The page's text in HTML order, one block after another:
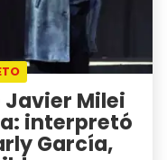
Javier Milei
interpretó
García,